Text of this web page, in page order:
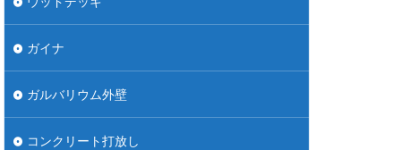
ガイナ
ガルバリウム外壁
コンクリート打放し